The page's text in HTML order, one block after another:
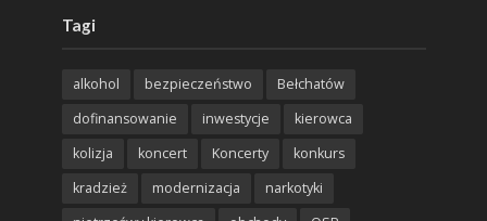
Tagi
alkohol bezpieczeństwo
Bełchatów
dofinansowanie
inwestycje
kierowca
kolizja
koncert Koncerty
konkurs
kradzież
modernizacja
narkotyki